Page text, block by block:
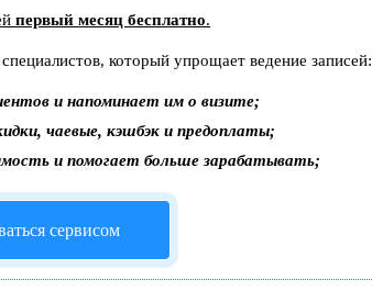
первый месяц бесплатно.
который упрощает ведение записей:
и напоминает им о визите;
чаевые, кэшбэк и предоплаты;
и помогает больше зарабатывать;
сервисом